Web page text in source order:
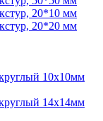
20*10 мм
20*20 мм
10х10мм
14х14мм